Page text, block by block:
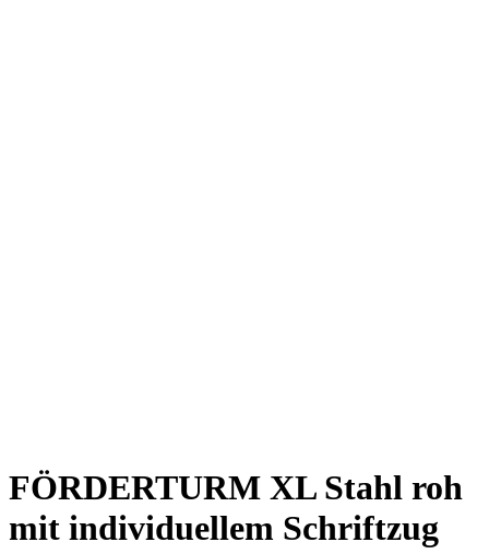
FÖRDERTURM XL Stahl roh
mit individuellem Schriftzug